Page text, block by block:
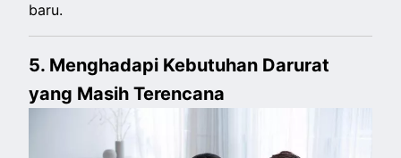
baru.
5. Menghadapi Kebutuhan Darurat
yang Masih Terencana